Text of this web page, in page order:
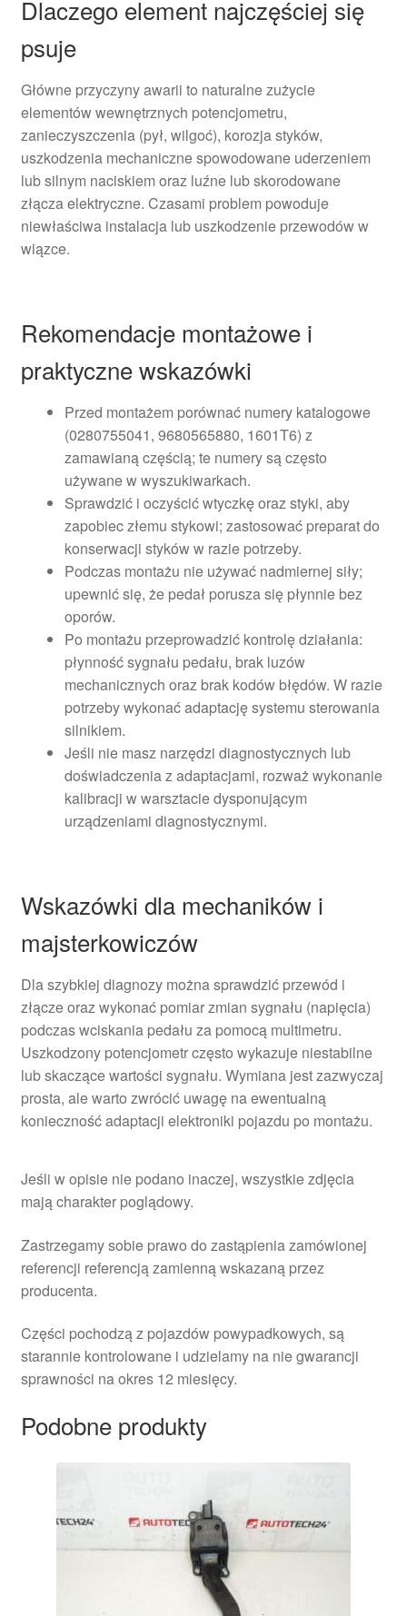
Dlaczego element najczęściej się
psuje
Główne przyczyny awarii to naturalne zużycie
elementów wewnętrznych potencjometru,
zanieczyszczenia (pył, wilgoć), korozja styków,
uszkodzenia mechaniczne spowodowane uderzeniem
lub silnym naciskiem oraz luźne lub skorodowane
złącza elektryczne. Czasami problem powoduje
niewłaściwa instalacja lub uszkodzenie przewodów w
wiązce.
Rekomendacje montażowe i
praktyczne wskazówki
Przed montażem porównać numery katalogowe
(0280755041, 9680565880, 1601T6) z
zamawianą częścią; te numery są często
używane w wyszukiwarkach.
Sprawdzić i oczyścić wtyczkę oraz styki, aby
zapobiec złemu stykowi; zastosować preparat do
konserwacji styków w razie potrzeby.
Podczas montażu nie używać nadmiernej siły;
upewnić się, że pedał porusza się płynnie bez
oporów.
Po montażu przeprowadzić kontrolę działania:
płynność sygnału pedału, brak luzów
mechanicznych oraz brak kodów błędów. W razie
potrzeby wykonać adaptację systemu sterowania
silnikiem.
Jeśli nie masz narzędzi diagnostycznych lub
doświadczenia z adaptacjami, rozważ wykonanie
kalibracji w warsztacie dysponującym
urządzeniami diagnostycznymi.
Wskazówki dla mechaników i
majsterkowiczów
Dla szybkiej diagnozy można sprawdzić przewód i
złącze oraz wykonać pomiar zmian sygnału (napięcia)
podczas wciskania pedału za pomocą multimetru.
Uszkodzony potencjometr często wykazuje niestabilne
lub skaczące wartości sygnału. Wymiana jest zazwyczaj
prosta, ale warto zwrócić uwagę na ewentualną
konieczność adaptacji elektroniki pojazdu po montażu.
Jeśli w opisie nie podano inaczej, wszystkie zdjęcia
mają charakter poglądowy.
Zastrzegamy sobie prawo do zastąpienia zamówionej
referencji referencją zamienną wskazaną przez
producenta.
Części pochodzą z pojazdów powypadkowych, są
starannie kontrolowane i udzielamy na nie gwarancji
sprawności na okres 12 miesięcy.
Podobne produkty